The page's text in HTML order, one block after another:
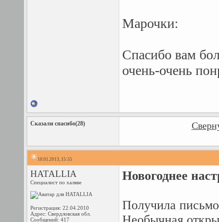
Марочки:
Спасибо вам
очень-очень
Сказали спасибо(28)
10.01.2013, 15:55
HATALLIA
Специалист по халяве
Регистрация: 22.04.2010
Адрес: Свердловская обл.
Сообщений: 417
Новогоднее
Получила